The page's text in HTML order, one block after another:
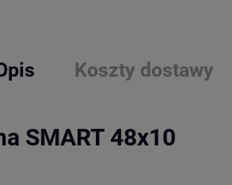
Koszty dostawy
SMART 48x10